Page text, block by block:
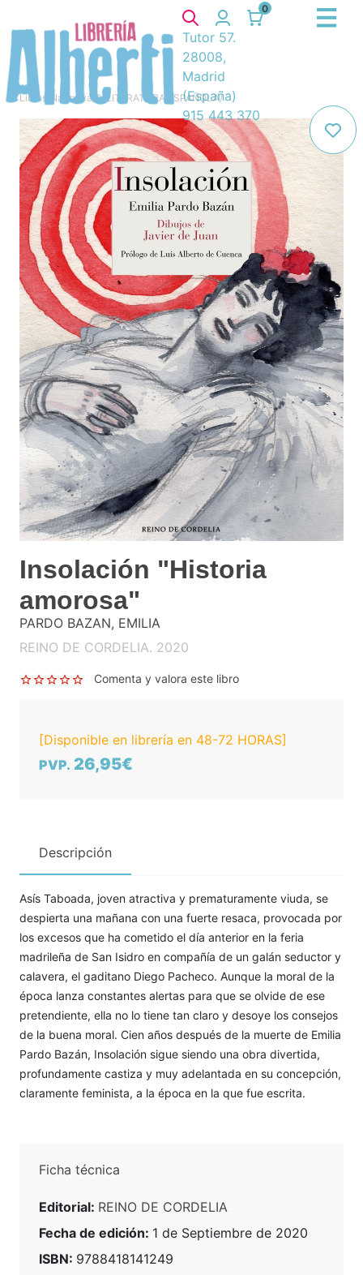
0
Tutor 57.
28008,
Madrid
(España)
915 443 370
Libros Narrativa/ 8. LITERATURA ESPAÑOLA/
Insolación "Historia
amorosa"
PARDO BAZAN, EMILIA
REINO DE CORDELIA. 2020
Comenta y valora este libro
[Disponible en librería en 48-72 HORAS]
PVP. 26,95€
Descripción
Asís Taboada, joven atractiva y prematuramente viuda, se
despierta una mañana con una fuerte resaca, provocada por
los excesos que ha cometido el día anterior en la feria
madrileña de San Isidro en compañía de un galán seductor y
calavera, el gaditano Diego Pacheco. Aunque la moral de la
época lanza constantes alertas para que se olvide de ese
pretendiente, ella no lo tiene tan claro y desoye los consejos
de la buena moral. Cien años después de la muerte de Emilia
Pardo Bazán, Insolación sigue siendo una obra divertida,
profundamente castiza y muy adelantada en su concepción,
claramente feminista, a la época en la que fue escrita.
Ficha técnica
Editorial: REINO DE CORDELIA
Fecha de edición: 1 de Septiembre de 2020
ISBN: 9788418141249